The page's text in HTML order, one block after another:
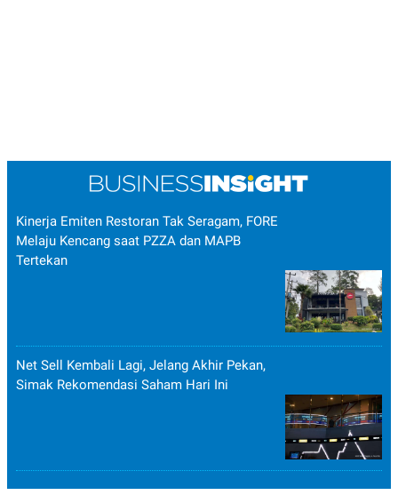
Kinerja Emiten Restoran Tak Seragam, FORE
Melaju Kencang saat PZZA dan MAPB
Tertekan
Net Sell Kembali Lagi, Jelang Akhir Pekan,
Simak Rekomendasi Saham Hari Ini